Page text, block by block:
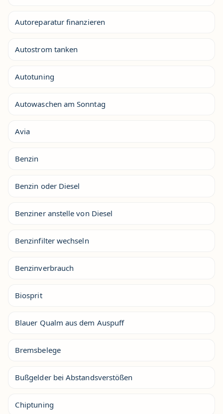
Autoreparatur finanzieren
Autostrom tanken
Autotuning
Autowaschen am Sonntag
Avia
Benzin
Benzin oder Diesel
Benziner anstelle von Diesel
Benzinfilter wechseln
Benzinverbrauch
Biosprit
Blauer Qualm aus dem Auspuff
Bremsbelege
Bußgelder bei Abstandsverstößen
Chiptuning